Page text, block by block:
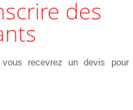
recevrez un devis pour